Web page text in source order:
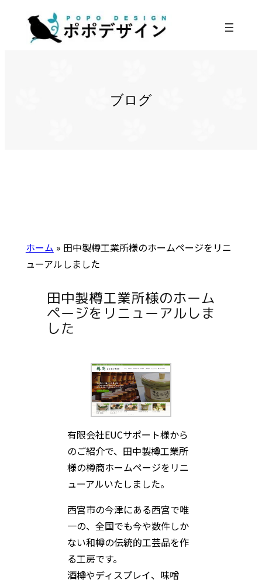
ブログ
ホーム » 田中製樽工業所様のホームページをリニ
ューアルしました
田中製樽工業所様のホーム
ページをリニューアルしま
した
有限会社EUCサポート様から
のご紹介で、田中製樽工業所
様の樽商ホームページをリニ
ューアルいたしました。
西宮市の今津にある西宮で唯
一の、全国でも今や数件しか
ない和樽の伝統的工芸品を作
る工房です。
酒樽やディスプレイ、味噌